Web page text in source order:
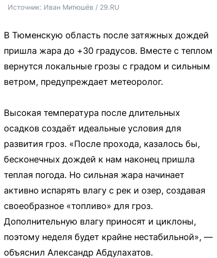
Источник: Иван Митюшёв / 29.RU
В Тюменскую область после затяжных дождей
пришла жара до +30 градусов. Вместе с теплом
вернутся локальные грозы с градом и сильным
ветром, предупреждает метеоролог.
Высокая температура после длительных
осадков создаёт идеальные условия для
развития гроз. «После прохода, казалось бы,
бесконечных дождей к нам наконец пришла
теплая погода. Но сильная жара начинает
активно испарять влагу с рек и озер, создавая
своеобразное «топливо» для гроз.
Дополнительную влагу приносят и циклоны,
поэтому неделя будет крайне нестабильной», —
объяснил Александр Абдулахатов.